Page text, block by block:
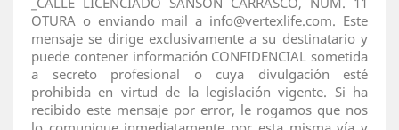
OTURA o enviando mail a info@vertexlife.com. Este
mensaje se dirige exclusivamente a su destinatario y
puede contener información CONFIDENCIAL sometida
a secreto profesional o cuya divulgación esté
prohibida en virtud de la legislación vigente. Si ha
recibido este mensaje por error, le rogamos que nos